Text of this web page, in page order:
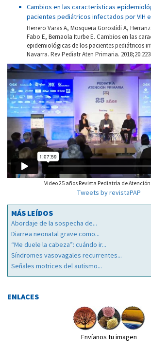
Cambios en las características
pacientes pediátricos infectados por VIH
Herrero Varas A, Mosquera Gorostidi A,
Fabo E, Bernaola Iturbe E. Cambios en las
epidemiológicas de los pacientes pediátricos
Navarra. Rev Pediatr Aten Primaria.
Video 25 años Revista Pediatría de
Tweets by revistaPAP
MÁS LEÍDOS
Abordaje de la sospecha de...
Diarrea neonatal grave como...
“Me duele la cabeza”: cuándo ir...
Síndromes vasovagales recurrentes...
Señales motrices del autismo...
ENLACES
Envíanos tu imagen